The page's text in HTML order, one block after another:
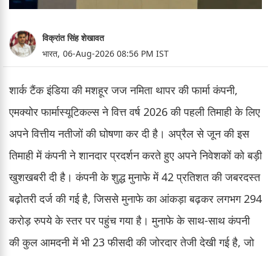
विक्रांत सिंह शेखावत
भारत, 06-Aug-2026 08:56 PM IST
शार्क टैंक इंडिया की मशहूर जज नमिता थापर की फार्मा कंपनी,
एमक्योर फार्मास्यूटिकल्स ने वित्त वर्ष 2026 की पहली तिमाही के लिए
अपने वित्तीय नतीजों की घोषणा कर दी है। अप्रैल से जून की इस
तिमाही में कंपनी ने शानदार प्रदर्शन करते हुए अपने निवेशकों को बड़ी
खुशखबरी दी है। कंपनी के शुद्ध मुनाफे में 42 प्रतिशत की जबरदस्त
बढ़ोतरी दर्ज की गई है, जिससे मुनाफे का आंकड़ा बढ़कर लगभग 294
करोड़ रुपये के स्तर पर पहुंच गया है। मुनाफे के साथ-साथ कंपनी
की कुल आमदनी में भी 23 फीसदी की जोरदार तेजी देखी गई है, जो